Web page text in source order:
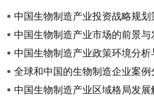
中国生物制造产业投资战略规划
中国生物制造产业市场的前景
中国生物制造产业政策环境分析
全球和中国的生物制造企业案例
中国生物制造产业区域格局发展